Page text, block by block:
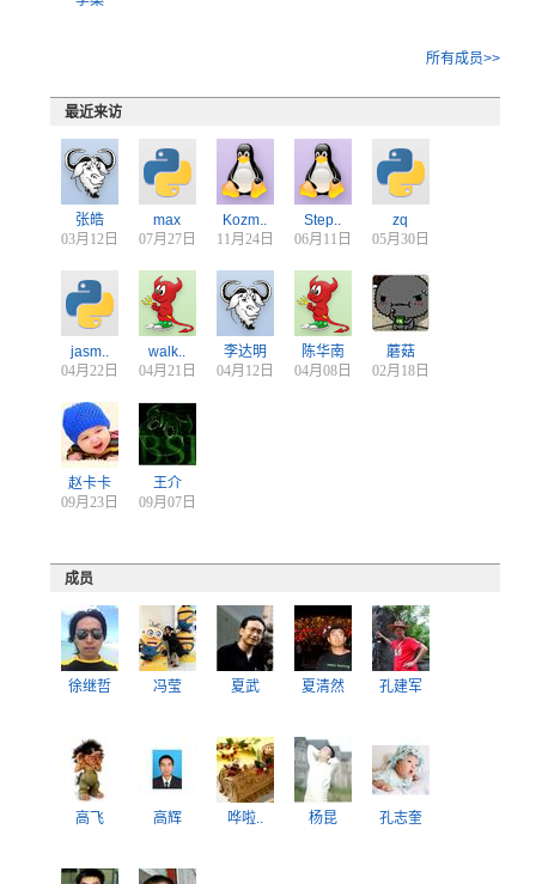
所有成员>>
最近来访
张皓
03月12日
max
07月27日
Kozm..
11月24日
Step..
06月11日
zq
05月30日
jasm..
04月22日
walk..
04月21日
李达明
04月12日
陈华南
04月08日
蘑菇
02月18日
赵卡卡
09月23日
王介
09月07日
成员
徐继哲 冯莹 夏武 夏清然 孔建军
高飞 高辉 哗啦.. 杨昆 孔志奎